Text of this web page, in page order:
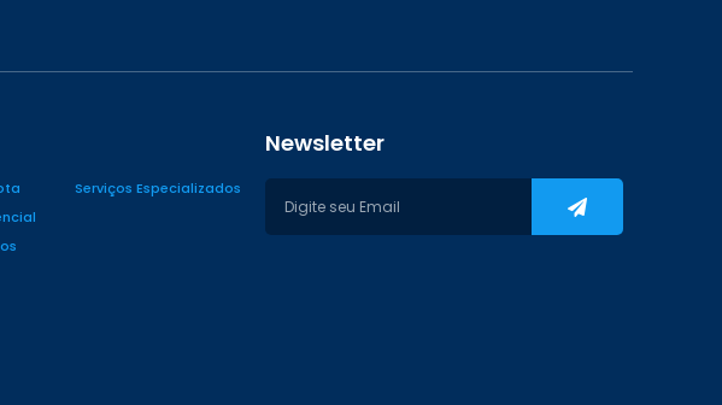
Serviços Especializados
Newsletter